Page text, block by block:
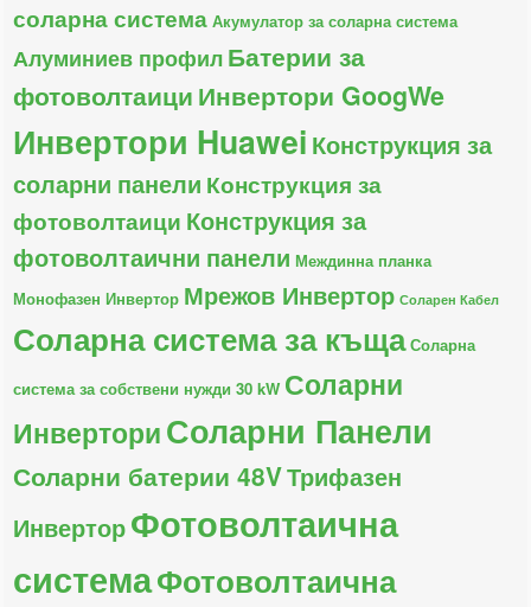
соларна система Акумулатор за соларна система
Алуминиев профилБатерии за
фотоволтаици Инвертори GoogWe
Инвертори Huawei Конструкция за
соларни панели Конструкция за
фотоволтаици Конструкция за
фотоволтаични панели Междинна планка
Монофазен Инвертор Мрежов Инвертор Соларен Кабел
Соларна система за къща Соларна
система за собствени нужди 30 kW Соларни
ИнверториСоларни Панели
Соларни батерии 48VТрифазен
ИнверторФотоволтаична
системаФотоволтаична